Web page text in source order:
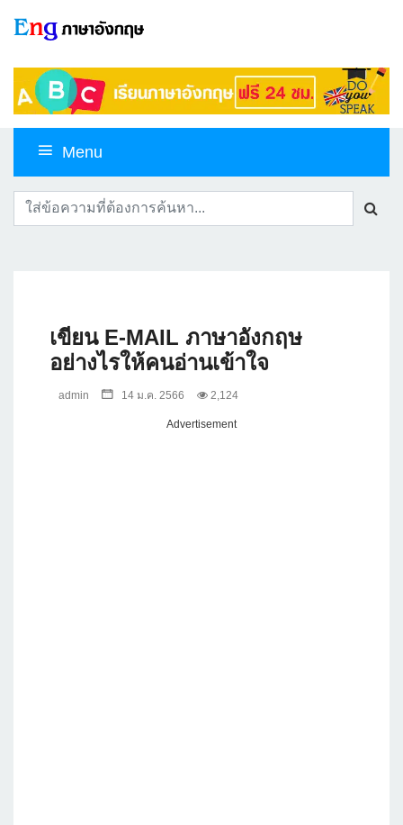
Menu
เขียน E-MAIL ภาษาอังกฤษ
อย่างไรให้คนอ่านเข้าใจ
admin 14 ม.ค. 2566 2,124
Advertisement